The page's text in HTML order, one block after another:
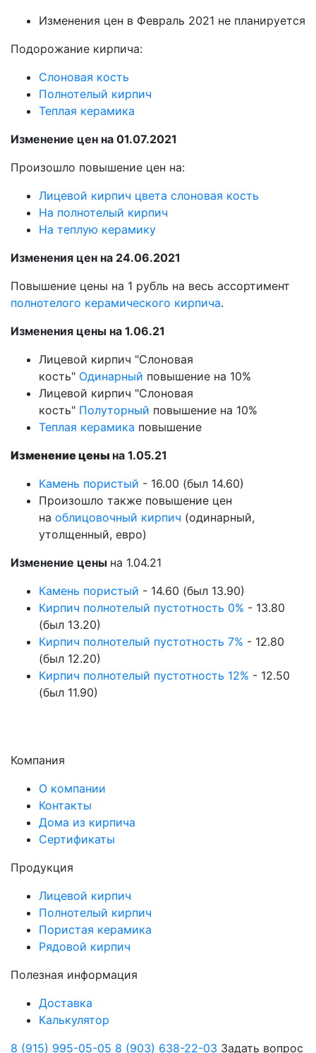
Изменения цен в Февраль 2021 не планируется
Подорожание кирпича:
Слоновая кость
Полнотелый кирпич
Теплая керамика
Изменение цен на 01.07.2021
Произошло повышение цен на:
Лицевой кирпич цвета слоновая кость
На полнотелый кирпич
На теплую керамику
Изменения цен на 24.06.2021
Повышение цены на 1 рубль на весь ассортимент
полнотелого керамического кирпича.
Изменения цены на 1.06.21
Лицевой кирпич "Слоновая
кость" Одинарный повышение на 10%
Лицевой кирпич "Слоновая
кость" Полуторный повышение на 10%
Теплая керамика повышение
Изменение цены на 1.05.21
Камень пористый - 16.00 (был 14.60)
Произошло также повышение цен
на облицовочный кирпич (одинарный,
утолщенный, евро)
Изменение цены на 1.04.21
Камень пористый - 14.60 (был 13.90)
Кирпич полнотелый пустотность 0% - 13.80
(был 13.20)
Кирпич полнотелый пустотность 7% - 12.80
(был 12.20)
Кирпич полнотелый пустотность 12% - 12.50
(был 11.90)
Компания
О компании
Контакты
Дома из кирпича
Сертификаты
Продукция
Лицевой кирпич
Полнотелый кирпич
Пористая керамика
Рядовой кирпич
Полезная информация
Доставка
Калькулятор
8 (915) 995-05-05 8 (903) 638-22-03 Задать вопрос